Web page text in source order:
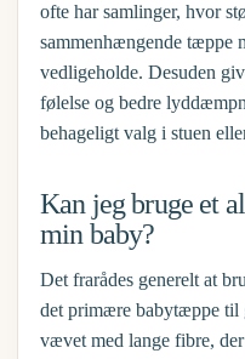
ofte har samlinger, hvor
sammenhængende tæppe
vedligeholde. Desuden
følelse og bedre
behageligt valg i stuen
Kan jeg bruge et
min baby?
Det frarådes generelt at
det primære babytæppe til
vævet med lange fibre,